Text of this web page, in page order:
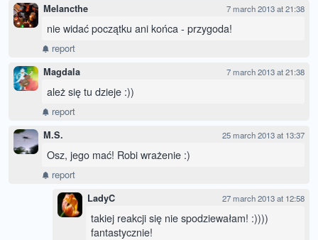
Melancthe 7 march 2013 at 21:38
nie widać początku ani końca - przygoda!
report
Magdala 7 march 2013 at 21:38
ależ się tu dzieje :))
report
M.S. 25 march 2013 at 13:37
Osz, jego mać! Robi wrażenie :)
report
LadyC 27 march 2013 at 12:58
takiej reakcji się nie spodziewałam! :))))
fantastycznie!